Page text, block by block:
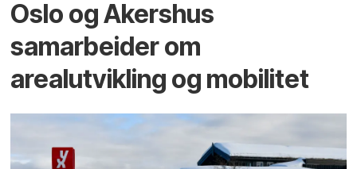
Oslo og Akershus
samarbeider om
arealutvikling og mobilitet